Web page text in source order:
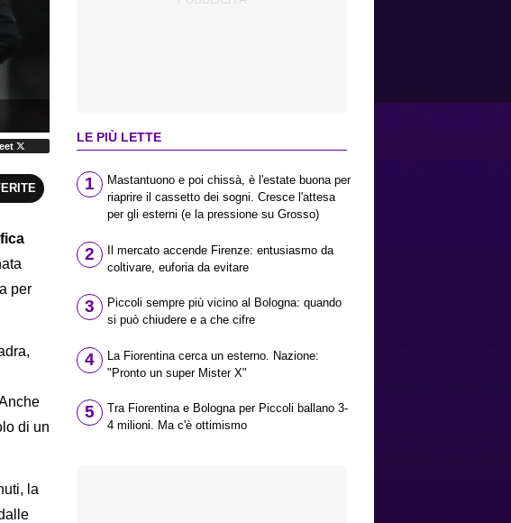
per
di un
la
LE PIÙ LETTE
1
Mastantuono e poi chissà, è l'estate buona per
riaprire il cassetto dei sogni. Cresce l'attesa
per gli esterni (e la pressione su Grosso)
2
Il mercato accende Firenze: entusiasmo da
coltivare, euforia da evitare
3
Piccoli sempre più vicino al Bologna: quando
si può chiudere e a che cifre
4
La Fiorentina cerca un esterno. Nazione:
"Pronto un super Mister X"
5
Tra Fiorentina e Bologna per Piccoli ballano 3-
4 milioni. Ma c'è ottimismo